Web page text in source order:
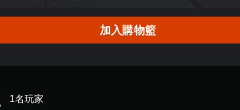
加入購物籃
1名玩家